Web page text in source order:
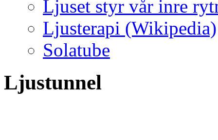
Ljuset styr vår inre
Ljusterapi (Wikipedia)
Solatube
Ljustunnel